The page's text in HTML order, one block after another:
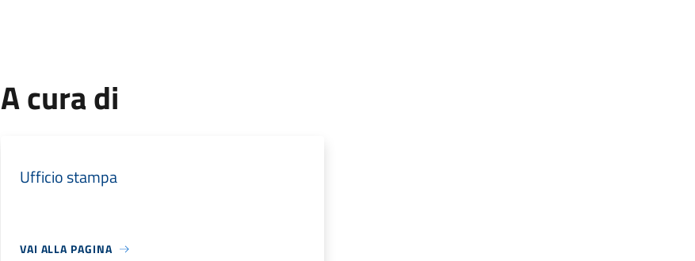
A cura di
Ufficio stampa
VAI ALLA PAGINA